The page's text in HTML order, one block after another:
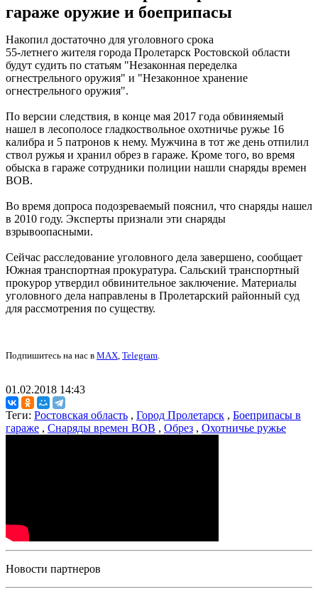
гараже оружие и боеприпасы
Накопил достаточно для уголовного срока
55-летнего жителя города Пролетарск Ростовской области
будут судить по статьям "Незаконная переделка
огнестрельного оружия" и "Незаконное хранение
огнестрельного оружия".
По версии следствия, в конце мая 2017 года обвиняемый
нашел в лесополосе гладкоствольное охотничье ружье 16
калибра и 5 патронов к нему. Мужчина в тот же день отпилил
ствол ружья и хранил обрез в гараже. Кроме того, во время
обыска в гараже сотрудники полиции нашли снаряды времен
ВОВ.
Во время допроса подозреваемый пояснил, что снаряды нашел
в 2010 году. Эксперты признали эти снаряды
взрывоопасными.
Сейчас расследование уголовного дела завершено, сообщает
Южная транспортная прокуратура. Сальский транспортный
прокурор утвердил обвинительное заключение. Материалы
уголовного дела направлены в Пролетарский районный суд
для рассмотрения по существу.
Подпишитесь на нас в MAX, Telegram.
01.02.2018 14:43
Теги: Ростовская область , Город Пролетарск , Боеприпасы в
гараже , Снаряды времен ВОВ , Обрез , Охотничье ружье
Новости партнеров